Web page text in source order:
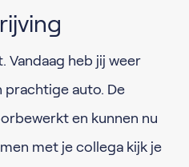
Vandaag heb jij weer
prachtige auto. De
en kunnen nu
met je collega kijk je